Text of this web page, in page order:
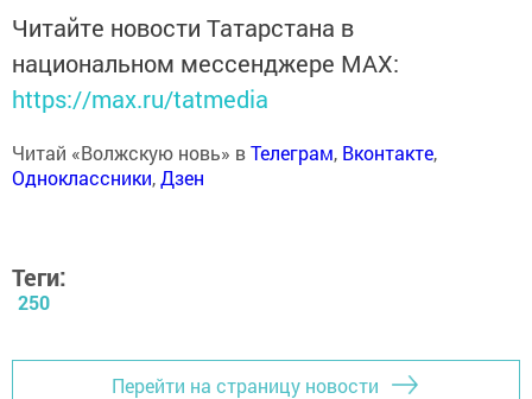
Читайте новости Татарстана в
национальном мессенджере MАХ:
https://max.ru/tatmedia
Читай «Волжскую новь» вТелеграм, Вконтакте,
Одноклассники,Дзен
Теги:
250
Перейти на страницу новости